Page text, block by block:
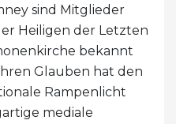
sind Mitglieder
Heiligen der Letzten
bekannt
Glauben hat den
Rampenlicht
mediale